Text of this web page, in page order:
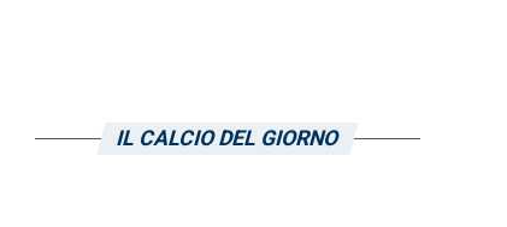
IL CALCIO DEL GIORNO